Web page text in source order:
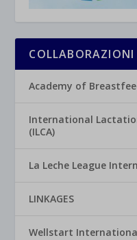
Academy of
International
(ILCA)
La Leche League
LINKAGES
Wellstart